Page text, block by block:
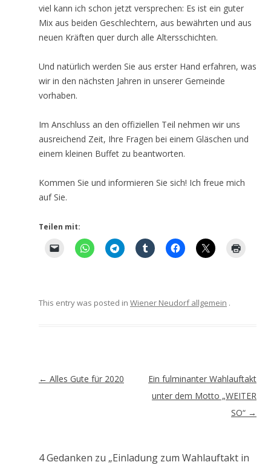
viel kann ich schon jetzt versprechen: Es ist ein guter
Mix aus beiden Geschlechtern, aus bewährten und aus
neuen Kräften quer durch alle Altersschichten.
Und natürlich werden Sie aus erster Hand erfahren, was
wir in den nächsten Jahren in unserer Gemeinde
vorhaben.
Im Anschluss an den offiziellen Teil nehmen wir uns
ausreichend Zeit, Ihre Fragen bei einem Gläschen und
einem kleinen Buffet zu beantworten.
Kommen Sie und informieren Sie sich! Ich freue mich
auf Sie.
Teilen mit:
This entry was posted in Wiener Neudorf allgemein .
Artikel-
← Alles Gute für 2020
Ein fulminanter Wahlauftakt
unter dem Motto „WEITER
SO“ →
4 Gedanken zu „Einladung zum Wahlauftakt in